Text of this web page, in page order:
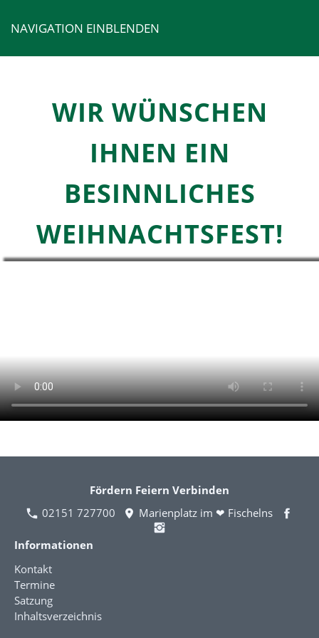
NAVIGATION EINBLENDEN
WIR WÜNSCHEN
IHNEN EIN
BESINNLICHES
WEIHNACHTSFEST!
Fördern Feiern Verbinden
02151 727700
Marienplatz im ❤ Fischelns
Informationen
Kontakt
Termine
Satzung
Inhaltsverzeichnis